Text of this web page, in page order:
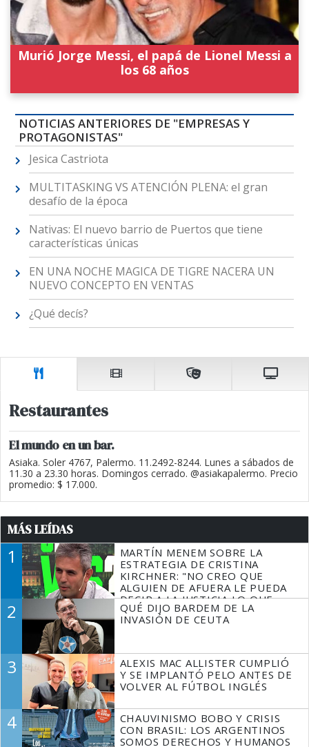
Murió Jorge Messi, el papá de Lionel Messi a
los 68 años
NOTICIAS ANTERIORES DE "EMPRESAS Y
PROTAGONISTAS"
Jesica Castriota
MULTITASKING VS ATENCIÓN PLENA: el gran
desafío de la época
Nativas: El nuevo barrio de Puertos que tiene
características únicas
EN UNA NOCHE MAGICA DE TIGRE NACERA UN
NUEVO CONCEPTO EN VENTAS
¿Qué decís?
Restaurantes
El mundo en un bar.
Asiaka. Soler 4767, Palermo. 11.2492-8244. Lunes a sábados de
11.30 a 23.30 horas. Domingos cerrado. @asiakapalermo. Precio
promedio: $ 17.000.
MÁS LEÍDAS
1
MARTÍN MENEM SOBRE LA
ESTRATEGIA DE CRISTINA
KIRCHNER: "NO CREO QUE
ALGUIEN DE AFUERA LE PUEDA
DECIR A LA JUSTICIA LO QUE
TIENE QUE HACER"
2
QUÉ DIJO BARDEM DE LA
INVASIÓN DE CEUTA
3
ALEXIS MAC ALLISTER CUMPLIÓ
Y SE IMPLANTÓ PELO ANTES DE
VOLVER AL FÚTBOL INGLÉS
4
CHAUVINISMO BOBO Y CRISIS
CON BRASIL: LOS ARGENTINOS
SOMOS DERECHOS Y HUMANOS